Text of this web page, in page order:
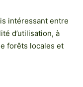
intéressant entre
d’utilisation, à
forêts locales et